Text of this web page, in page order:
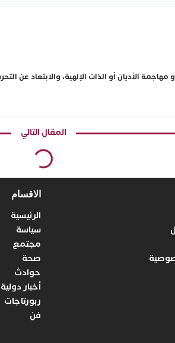
الأديان أو الذات الإلهية، والابتعاد عن
المقال التالي
الاقسام
الرئيسية
سياسة
مجتمع
صحة
حوادث
أخبار دولية
ربورتاجات
فن